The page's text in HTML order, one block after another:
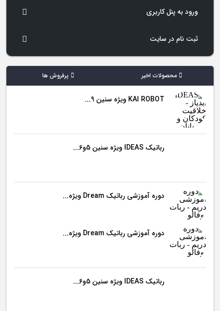
ورود به پنل کاربری
ثبت نام در سایت
محصولات اخیر پرفروش ها
KAI ROBOT ویژه سنین 9...
رباتیک IDEAS ویژه سنین 5و6...
دوره آموزشی رباتیک Dream ویژه...
دوره آموزشی رباتیک Dream ویژه...
رباتیک IDEAS ویژه سنین 5و6...